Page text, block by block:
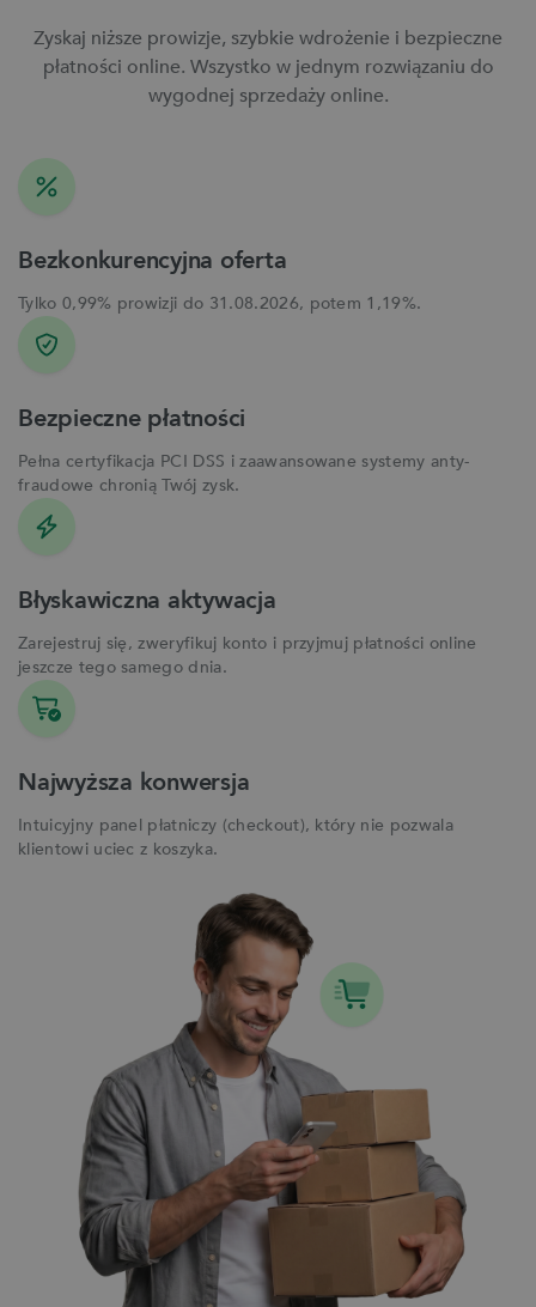
Zyskaj niższe prowizje, szybkie wdrożenie i bezpieczne
płatności online. Wszystko w jednym rozwiązaniu do
wygodnej sprzedaży online.
Bezkonkurencyjna oferta
Tylko 0,99% prowizji do 31.08.2026, potem 1,19%.
Bezpieczne płatności
Pełna certyfikacja PCI DSS i zaawansowane systemy anty-
fraudowe chronią Twój zysk.
Błyskawiczna aktywacja
Zarejestruj się, zweryfikuj konto i przyjmuj płatności online
jeszcze tego samego dnia.
Najwyższa konwersja
Intuicyjny panel płatniczy (checkout), który nie pozwala
klientowi uciec z koszyka.